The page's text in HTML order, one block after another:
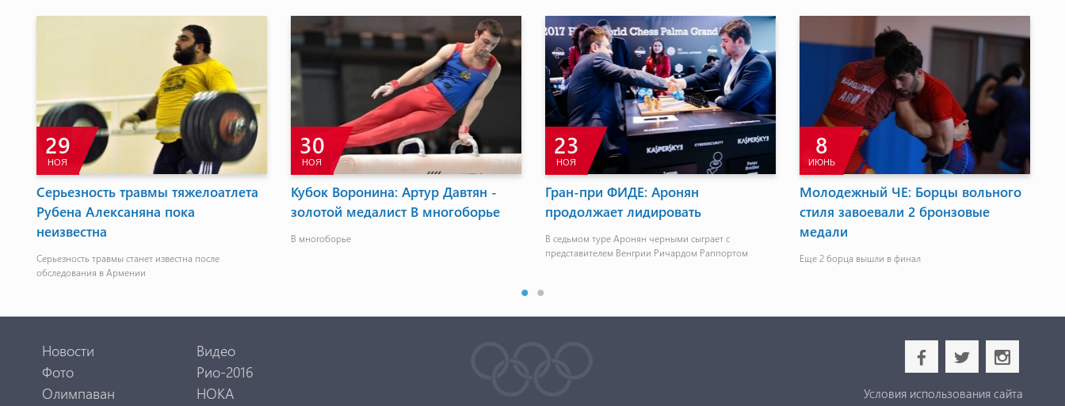
29
НОЯ
Серьезность травмы тяжелоатлета
Рубена Алексаняна пока
неизвестна
Серьезность травмы станет известна после
обследования в Армении
30
НОЯ
Кубок Воронина: Артур Давтян -
золотой медалист В многоборье
В многоборье
23
НОЯ
Гран-при ФИДЕ: Аронян
продолжает лидировать
В седьмом туре Аронян черными сыграет с
представителем Венгрии Ричардом Раппортом
8
ИЮНЬ
Молодежный ЧЕ: Борцы вольного
стиля завоевали 2 бронзовые
медали
Еще 2 борца вышли в финал
Новости
Видео
Фото
Рио-2016
Олимпаван
НОКА
b a x
Условия использования сайта